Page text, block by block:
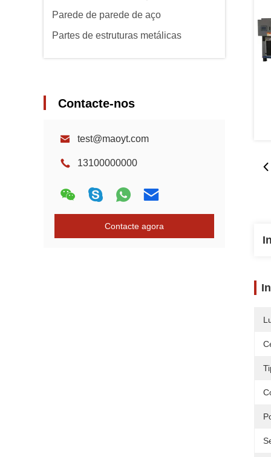
Parede de parede de aço
Partes de estruturas metálicas
Contacte-nos
test@maoyt.com
13100000000
Contacte agora